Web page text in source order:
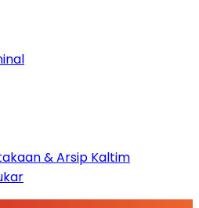
& Arsip Kaltim